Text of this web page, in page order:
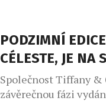
PODZIMNÍ
CÉLESTE, JE NA
Společnost Tiffany &
závěrečnou fázi